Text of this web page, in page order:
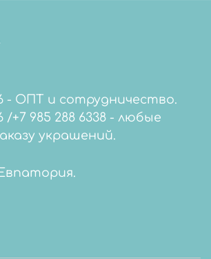
- ОПТ и сотрудничество.
985 288 6338 - любые
украшений.